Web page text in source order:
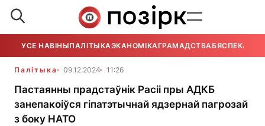
УСЕ НАВІНЫПАЛІТЫКАЭКАНОМІКАГРАМАДСТВАБЯСПЕКА
Палітыка 09.12.2024 11:26
Пастаянны прадстаўнік Расіі пры АДКБ
занепакоіўся гіпатэтычнай ядзернай пагрозай
з боку НАТО